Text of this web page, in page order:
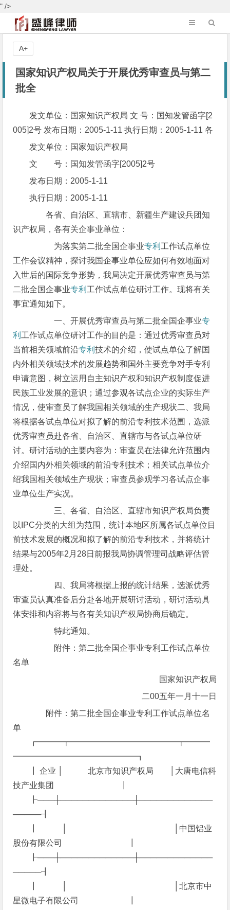
" />
国家知识产权局关于开展优秀审查员与第二
批全
发文单位：国家知识产权局 文 号：国知发管函字[2
005]2号 发布日期：2005-1-11 执行日期：2005-1-11 各
发文单位：国家知识产权局
文 号：国知发管函字[2005]2号
发布日期：2005-1-11
执行日期：2005-1-11
各省、自治区、直辖市、新疆生产建设兵团知
识产权局，各有关企事业单位：
为落实第二批全国企事业专利 工作试点单位
工作会议精神，探讨我国企事业单位应如何有效地面对
入世后的国际竞争形势，我局决定开展优秀审查员与第
二批全国企事业专利 工作试点单位研讨工作。现将有关
事宜通知如下。
一、开展优秀审查员与第二批全国企事业专
利 工作试点单位研讨工作的目的是：通过优秀审查员对
当前相关领域前沿专利技术的介绍，使试点单位了解国
内外相关领域技术的发展趋势和国外主要竞争对手专利
申请意图，树立运用自主知识产权和知识产权制度促进
民族工业发展的意识；通过参观各试点企业的实际生产
情况，使审查员了解我国相关领域的生产现状二、我局
将根据各试点单位对拟了解的前沿专利技术范围，选派
优秀审查员赴各省、自治区、直辖市与各试点单位研
讨。研讨活动的主要内容为：审查员在法律允许范围内
介绍国内外相关领域的前沿专利技术；相关试点单位介
绍我国相关领域生产现状；审查员参观学习各试点企事
业单位生产实况。
三、各省、自治区、直辖市知识产权局负责
以IPC分类的大组为范围，统计本地区所属各试点单位目
前技术发展的概况和拟了解的前沿专利技术，并将统计
结果与2005年2月28日前报我局协调管理司战略评估管
理处。
四、我局将根据上报的统计结果，选派优秀
审查员认真准备后分赴各地开展研讨活动，研讨活动具
体安排和内容将与各有关知识产权局协商后确定。
特此通知。
附件：第二批全国企事业专利工作试点单位
名单
国家知识产权局
二00五年一月十一日
附件：第二批全国企事业专利工作试点单位名
单
┏━━━┯━━━━━━━━━━━━━┯━━━
━━━━━━━━━━━━━━━┓
┃ 企业 │ 北京市知识产权局 │大唐电信科
技产业集团 ┃
┠───┼─────────────┼─────────────
─────┨
┃ │ │中国铝业
股份有限公司 ┃
┠───┼─────────────┼─────────────
─────┨
┃ │ │北京市中
星微电子有限公司 ┃
A+